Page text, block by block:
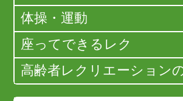
体操・運動
座ってできるレク
高齢者レクリエーション